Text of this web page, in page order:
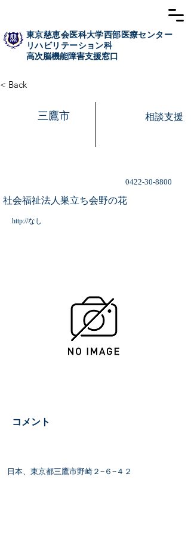
東京慈恵会医科大学西部医療センター
リハビリテーション科
高次脳​機能障害支援窓口
三鷹市 相談支援
0422-30-8800
社会福祉法人巣立ち会野の花
http://なし
< Back
​コメント
日本、東京都三鷹市野崎２−６−４２